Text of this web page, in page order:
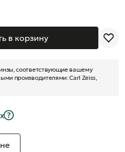
в корзину
соответствующие вашему
производителями: Carl Zeiss,